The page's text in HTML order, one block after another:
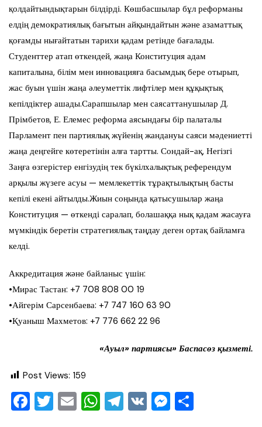
қолдайтындықтарын білдірді. Көшбасшылар бұл реформаны
елдің демократиялық бағытын айқындайтын және азаматтық
қоғамды нығайтатын тарихи қадам ретінде бағалады.
Студенттер атап өткендей, жаңа Конституция адам
капиталына, білім мен инновацияға басымдық бере отырып,
жас буын үшін жаңа әлеуметтік лифтілер мен құқықтық
кепілдіктер ашады.​​​​​​​​​Сарапшылар мен саясаттанушылар Д.
Прімбетов, Е. Елемес реформа аясындағы бір палаталы
Парламент пен партиялық жүйенің жандануы саяси мәдениетті
жаңа деңгейге көтеретінін алға тартты.​​ Сондай-ақ, Негізгі
Заңға өзгерістер енгізудің тек бүкілхалықтық референдум
арқылы жүзеге асуы — мемлекеттік тұрақтылықтың басты
кепілі екені айтылды.​​​​​​​​​​Жиын соңында қатысушылар жаңа
Конституция — өткенді саралап, болашаққа нық қадам жасауға
мүмкіндік беретін стратегиялық таңдау деген ортақ байламға
келді.
Аккредитация және байланыс үшін:
•​Мирас Тастан: +7 708 808 00 19
•​Айгерім Сарсенбаева: +7 747 160 63 90
•​Қуаныш Махметов: +7 776 662 22 96
«Ауыл» партиясы» Баспасөз қызметі.
Post Views: 159
F T E W T V M